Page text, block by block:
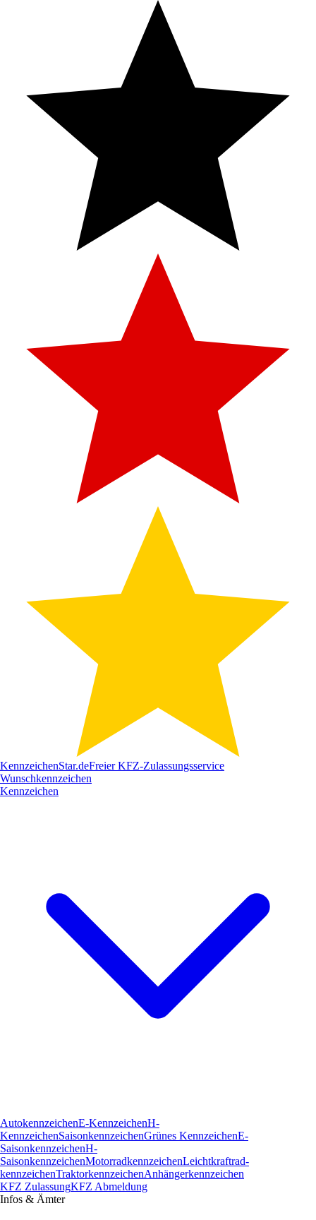
KennzeichenStar.deFreier KFZ-Zulassungsservice
Wunschkennzeichen
Kennzeichen
AutokennzeichenE-KennzeichenH-
KennzeichenSaisonkennzeichenGrünes KennzeichenE-
SaisonkennzeichenH-
SaisonkennzeichenMotorradkennzeichenLeichtkraftrad­
kennzeichenTraktorkennzeichenAnhängerkennzeichen
KFZ ZulassungKFZ Abmeldung
Infos & Ämter